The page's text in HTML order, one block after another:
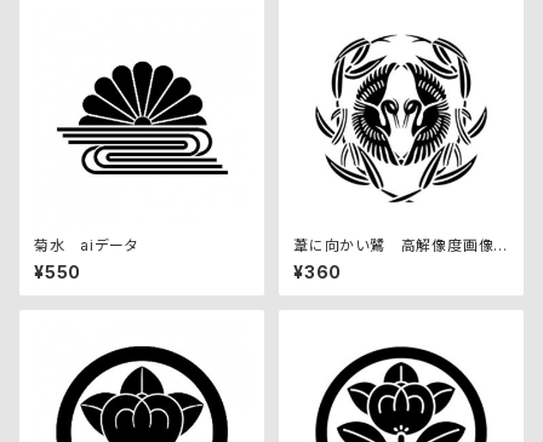
菊水 aiデータ
¥550
葦に向かい鷺 高解像度画像セ
ット
¥360